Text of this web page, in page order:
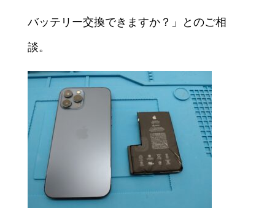
バッテリー交換できますか？」とのご相
談。